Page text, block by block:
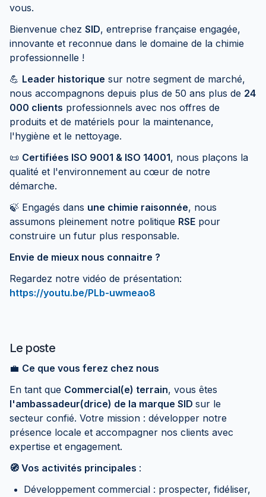
vous.
Bienvenue chez SID, entreprise française engagée,
innovante et reconnue dans le domaine de la chimie
professionnelle !
💪 Leader historique sur notre segment de marché,
nous accompagnons depuis plus de 50 ans plus de 24
000 clients professionnels avec nos offres de
produits et de matériels pour la maintenance,
l'hygiène et le nettoyage.
📜 Certifiées ISO 9001 & ISO 14001, nous plaçons la
qualité et l'environnement au cœur de notre
démarche.
🍃 Engagés dans une chimie raisonnée, nous
assumons pleinement notre politique RSE pour
construire un futur plus responsable.
Envie de mieux nous connaitre ?
Regardez notre vidéo de présentation:
https://youtu.be/PLb-uwmeao8
Le poste
💼 Ce que vous ferez chez nous
En tant que Commercial(e) terrain, vous êtes
l'ambassadeur(drice) de la marque SID sur le
secteur confié. Votre mission : développer notre
présence locale et accompagner nos clients avec
expertise et engagement.
🧭 Vos activités principales :
Développement commercial : prospecter, fidéliser,